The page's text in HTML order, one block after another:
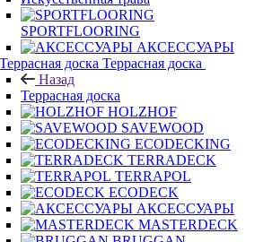
SPORTFLOORING
АКСЕССУАРЫ
Террасная доска
Назад
Террасная доска
HOLZHOF
SAVEWOOD
ECODECKING
TERRADECK
TERRAPOL
ECODECK
АКСЕССУАРЫ
MASTERDECK